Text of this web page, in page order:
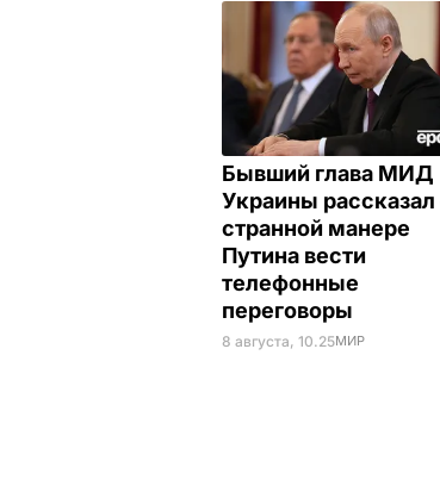
Бывший глава МИД
Украины рассказал
странной манере
Путина вести
телефонные
переговоры
8 августа, 10.25МИР